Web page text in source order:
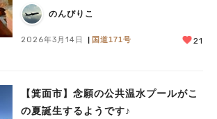
のんびりこ
2026年3月14日 国道171号 21
【箕面市】念願の公共温水プールがこ
の夏誕生するようです♪